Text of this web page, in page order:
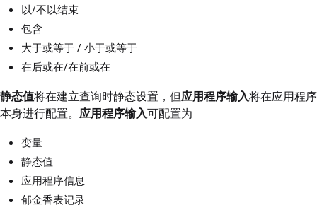
以/不以结束
包含
大于或等于 / 小于或等于
在后或在/在前或在
静态值将在建立查询时静态设置，但应用程序输入将在应用程序
本身进行配置。 应用程序输入可配置为
变量
静态值
应用程序信息
郁金香表记录